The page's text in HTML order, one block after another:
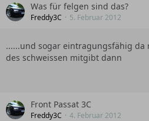
Was für felgen sind das?
Freddy3C 5. Februar 2012
......und sogar eintragungsfähig
des schweissen mitgibt dann
Front Passat 3C
Freddy3C 4. Februar 2012